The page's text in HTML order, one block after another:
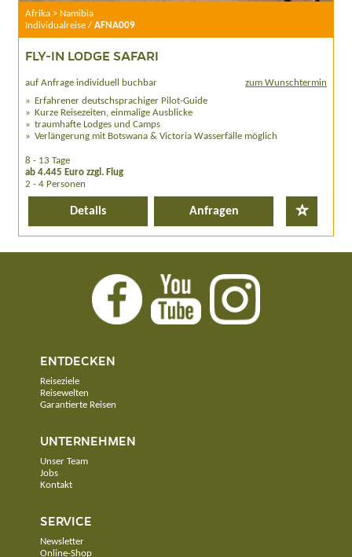
Afrika > Namibia
Individualreise / AFNA009
FLY-IN LODGE SAFARI
auf Anfrage individuell buchbar
zum Wunschtermin
Erfahrener deutschsprachiger Pilot-Guide
Kurze Reisezeiten, einmalige Ausblicke
traumhafte Lodges und Camps
Verlängerung mit Botswana & Victoria Wasserfälle möglich
8 - 13 Tage
ab 4.445 Euro zzgl. Flug
2 - 4 Personen
Details Anfragen
ENTDECKEN
Reiseziele
Reisewelten
Garantierte Reisen
UNTERNEHMEN
Unser Team
Jobs
Kontakt
SERVICE
Newsletter
Online-Shop